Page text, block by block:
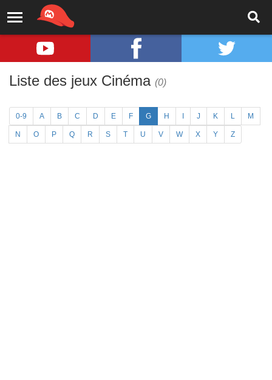
Liste des jeux Cinéma (0)
0-9 A B C D E F G H J K L M
N O P Q R S T U V W X Y Z